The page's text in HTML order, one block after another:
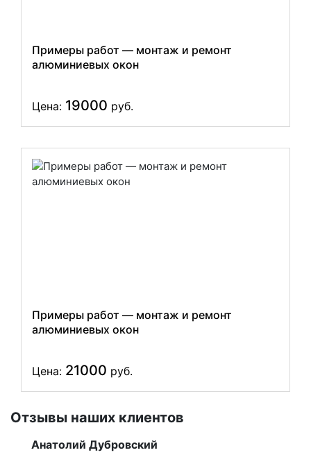
Примеры работ — монтаж и ремонт
алюминиевых окон
Цена: 19000 руб.
Примеры работ — монтаж и ремонт
алюминиевых окон
Цена: 21000 руб.
Отзывы наших клиентов
Анатолий Дубровский